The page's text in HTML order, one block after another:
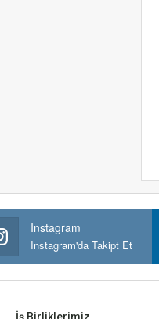
Instagram
Instagram'da Takipt Et
İş Birliklerimiz